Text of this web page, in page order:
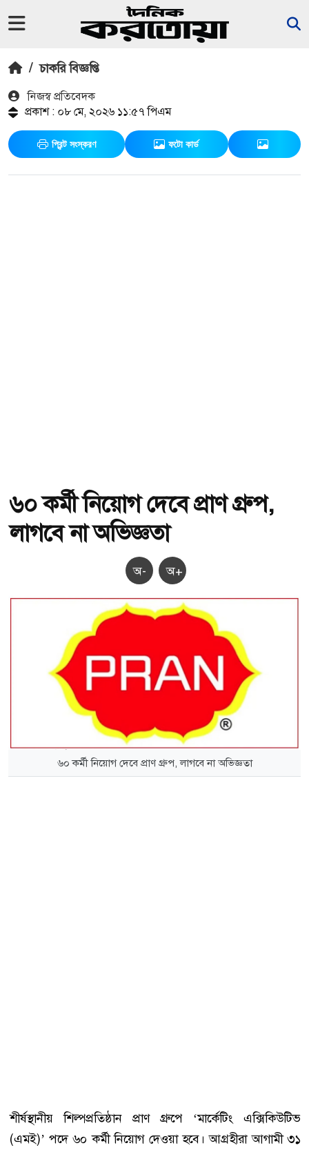
/ চাকরি বিজ্ঞপ্তি
নিজস্ব প্রতিবেদক
প্রকাশ : ০৮ মে, ২০২৬ ১১:৫৭ পিএম
প্রিন্ট সংস্করণ ফটো কার্ড
৬০ কর্মী নিয়োগ দেবে প্রাণ গ্রুপ,
লাগবে না অভিজ্ঞতা
অ- অ+
৬০ কর্মী নিয়োগ দেবে প্রাণ গ্রুপ, লাগবে না অভিজ্ঞতা
শীর্ষস্থানীয় শিল্পপ্রতিষ্ঠান প্রাণ গ্রুপে ‘মার্কেটিং এক্সিকিউটিভ
(এমই)’ পদে ৬০ কর্মী নিয়োগ দেওয়া হবে। আগ্রহীরা আগামী ৩১